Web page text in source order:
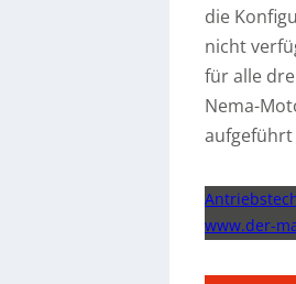
die
nicht
für alle
Nema-
aufgeführt
www.der-